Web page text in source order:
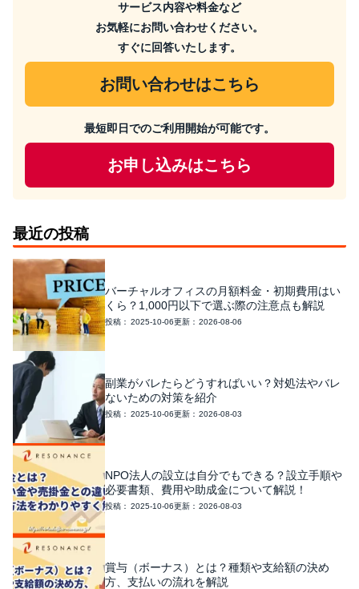
サービス内容や料金など
お気軽にお問い合わせください。
すぐに回答いたします。
お問い合わせはこちら
最短即日でのご利用開始が可能です。
お申し込みはこちら
最近の投稿
バーチャルオフィスの月額料金・初期費用はい
くら？1,000円以下で選ぶ際の注意点も解説
2025-10-06 2026-08-06
副業がバレたらどうすればいい？対処法やバレ
ないための対策を紹介
2025-10-06 2026-08-03
NPO法人の設立は自分でもできる？設立手順や
必要書類、費用や助成金について解説！
2025-10-06 2026-08-03
賞与（ボーナス）とは？種類や支給額の決め
方、支払いの流れを解説